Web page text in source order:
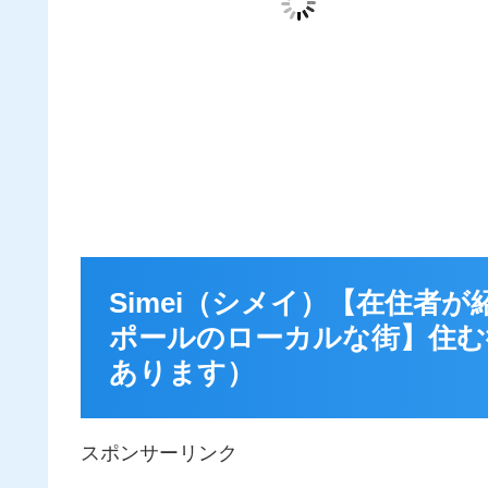
Simei（シメイ）【在住者が
ポールのローカルな街】住
あります）
スポンサーリンク